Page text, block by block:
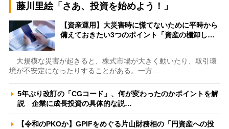
藤川里絵「さあ、投資を始めよう！」
【資産運用】大災害時に慌てないために平時から
備えておきたい3つのポイント「資産の棚卸し…
大規模な災害が起きると、株式市場が大きく動いたり、取引環
境が不安定になったりすることがある。一方…
5年ぶり改訂の「CGコード」、何が変わったのかポイントを解
説 企業に成長投資の具体的な説…
【令和のPKOか】GPIFをめぐる片山財務相の「円資産への投